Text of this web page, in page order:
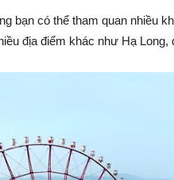
bạn có thể tham quan nhiều
địa điểm khác như Hạ